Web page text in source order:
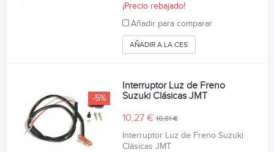
¡Precio rebajado!
Añadir para comparar
AÑADIR A LA CESTA
-5%
Interruptor Luz de Freno
Suzuki Clásicas JMT
10,27 €10,81 €
Interruptor Luz de Freno Suzuki
Clásicas JMT